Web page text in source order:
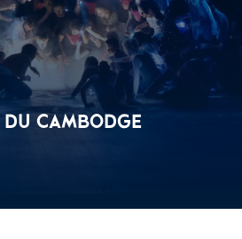
CAMBODGE